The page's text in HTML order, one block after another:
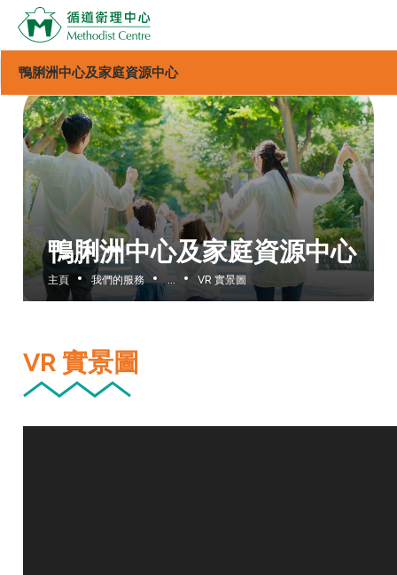
鴨脷洲中心及家庭資源中心
主頁 我們的服務 VR 實景圖
鴨脷洲中心及家庭資源中心
VR 實景圖